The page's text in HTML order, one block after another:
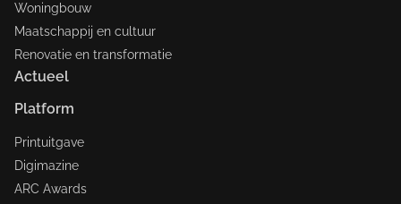
Woningbouw
Maatschappij en cultuur
Renovatie en transformatie
Actueel
Platform
Printuitgave
Digimazine
ARC Awards